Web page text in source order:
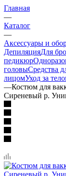
Главная
—
Каталог
—
Аксессуары и
ДепиляцияДля
педикюр
головыСредства
лицомУход за
—Костюм для
Сиреневый р.